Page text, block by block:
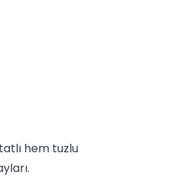
hem tuzlu
.